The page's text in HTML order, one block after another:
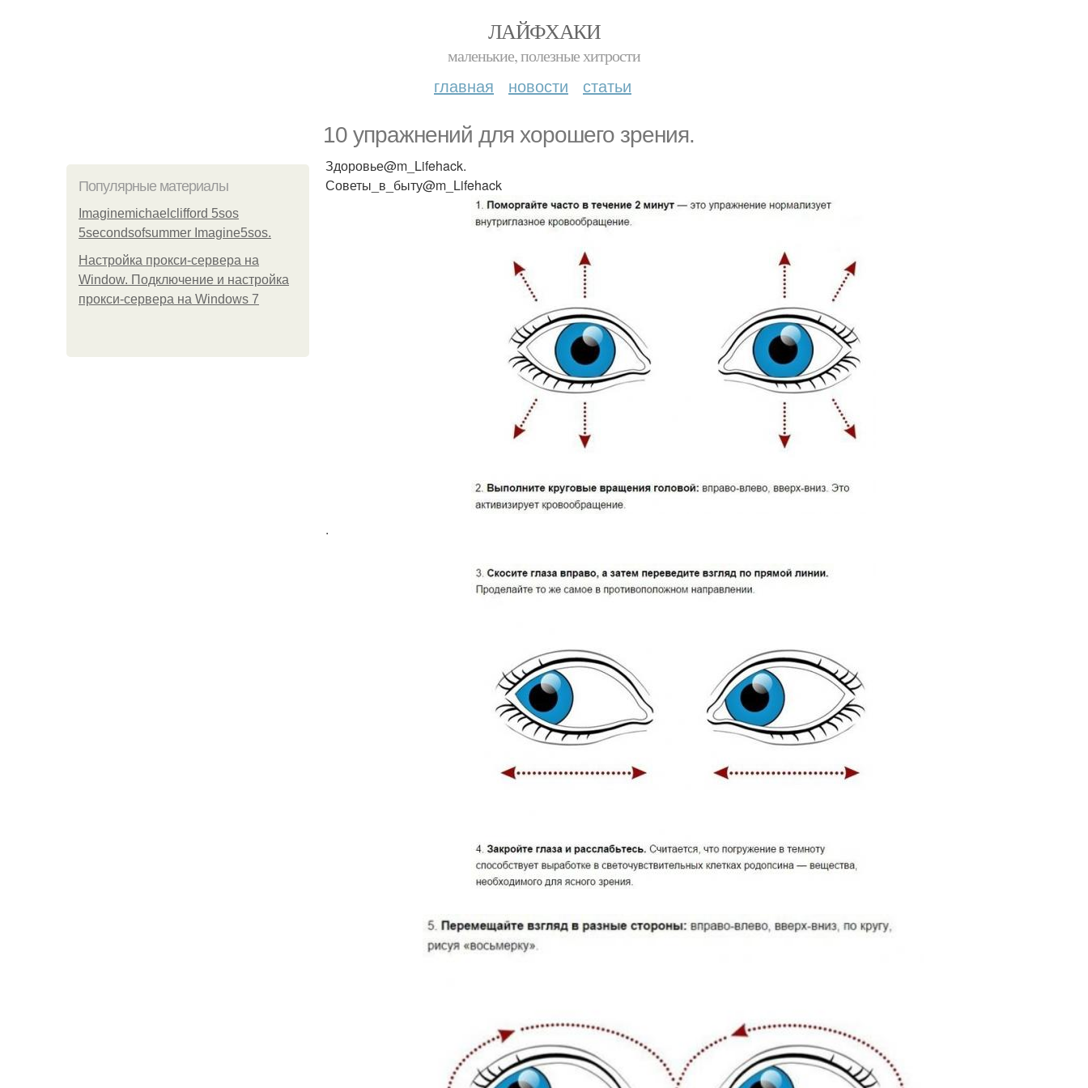
ЛАЙФХАКИ
маленькие, полезные хитрости
главная новости статьи
10 упражнений для хорошего зрения.
Популярные материалы
Imaginemichaelclifford 5sos
5secondsofsummer Imagine5sos.
Настройка прокси-сервера на
Window. Подключение и настройка
прокси-сервера на Windows 7
Здоровье@m_Lifehack.
Советы_в_быту@m_Lifehack
.